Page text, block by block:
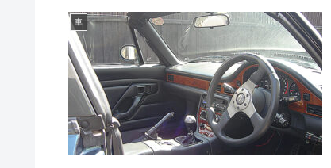
車